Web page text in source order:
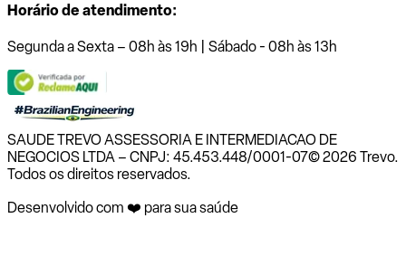
Horário de atendimento:
Segunda a Sexta – 08h às 19h | Sábado - 08h às 13h
SAUDE TREVO ASSESSORIA E INTERMEDIACAO DE
NEGOCIOS LTDA – CNPJ: 45.453.448/0001-07© 2026 Trevo.
Todos os direitos reservados.
Desenvolvido com ❤️ para sua saúde